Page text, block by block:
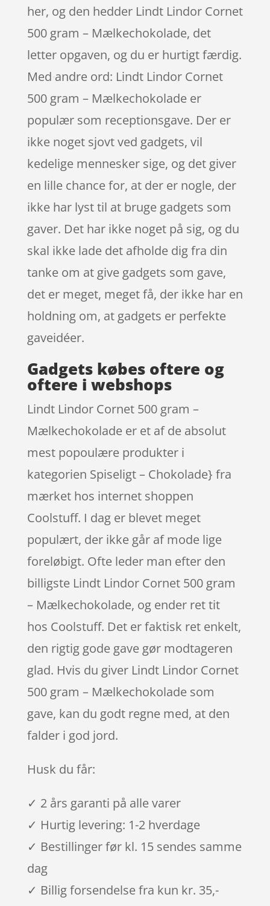
her, og den hedder Lindt Lindor Cornet
500 gram – Mælkechokolade, det
letter opgaven, og du er hurtigt færdig.
Med andre ord: Lindt Lindor Cornet
500 gram – Mælkechokolade er
populær som receptionsgave. Der er
ikke noget sjovt ved gadgets, vil
kedelige mennesker sige, og det giver
en lille chance for, at der er nogle, der
ikke har lyst til at bruge gadgets som
gaver. Det har ikke noget på sig, og du
skal ikke lade det afholde dig fra din
tanke om at give gadgets som gave,
det er meget, meget få, der ikke har en
holdning om, at gadgets er perfekte
gaveidéer.
Gadgets købes oftere og
oftere i webshops
Lindt Lindor Cornet 500 gram –
Mælkechokolade er et af de absolut
mest popoulære produkter i
kategorien Spiseligt – Chokolade} fra
mærket hos internet shoppen
Coolstuff. I dag er blevet meget
populært, der ikke går af mode lige
foreløbigt. Ofte leder man efter den
billigste Lindt Lindor Cornet 500 gram
– Mælkechokolade, og ender ret tit
hos Coolstuff. Det er faktisk ret enkelt,
den rigtig gode gave gør modtageren
glad. Hvis du giver Lindt Lindor Cornet
500 gram – Mælkechokolade som
gave, kan du godt regne med, at den
falder i god jord.
Husk du får:
✓ 2 års garanti på alle varer
✓ Hurtig levering: 1-2 hverdage
✓ Bestillinger før kl. 15 sendes samme
dag
✓ Billig forsendelse fra kun kr. 35,-